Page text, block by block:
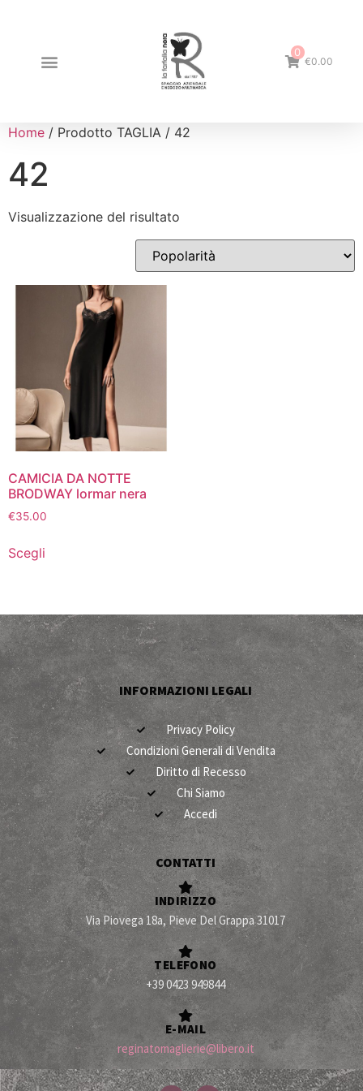
0
€0.00
Home / Prodotto TAGLIA / 42
42
Visualizzazione del risultato
CAMICIA DA NOTTE
BRODWAY lormar nera
€35.00
Scegli
INFORMAZIONI LEGALI
Privacy Policy
Condizioni Generali di Vendita
Diritto di Recesso
Chi Siamo
Accedi
CONTATTI
INDIRIZZO
Via Piovega 18a, Pieve Del Grappa 31017
TELEFONO
+39 0423 949844
E-MAIL
reginatomaglierie@libero.it